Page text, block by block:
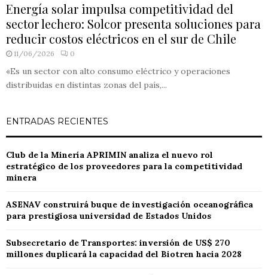
Energía solar impulsa competitividad del
sector lechero: Solcor presenta soluciones para
reducir costos eléctricos en el sur de Chile
11/06/2026 0
«Es un sector con alto consumo eléctrico y operaciones
distribuidas en distintas zonas del país,...
ENTRADAS RECIENTES
Club de la Minería APRIMIN analiza el nuevo rol
estratégico de los proveedores para la competitividad
minera
ASENAV construirá buque de investigación oceanográfica
para prestigiosa universidad de Estados Unidos
Subsecretario de Transportes: inversión de US$ 270
millones duplicará la capacidad del Biotren hacia 2028